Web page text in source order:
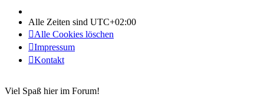
Alle Zeiten sind UTC+02:00
Alle Cookies löschen
Impressum
Kontakt
Viel Spaß hier im Forum!